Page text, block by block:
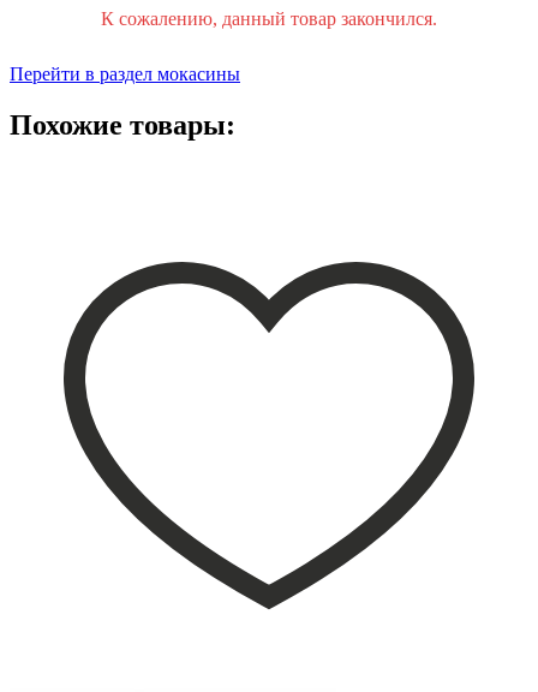
К сожалению, данный товар закончился.
Перейти в раздел мокасины
Похожие товары: